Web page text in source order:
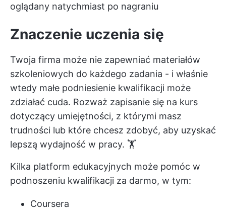
oglądany natychmiast po nagraniu
Znaczenie uczenia się
Twoja firma może nie zapewniać materiałów
szkoleniowych do każdego zadania - i właśnie
wtedy małe podniesienie kwalifikacji może
zdziałać cuda. Rozważ zapisanie się na kurs
dotyczący umiejętności, z którymi masz
trudności lub które chcesz zdobyć, aby uzyskać
lepszą wydajność w pracy. 🏋️
Kilka platform edukacyjnych może pomóc w
podnoszeniu kwalifikacji za darmo, w tym:
Coursera